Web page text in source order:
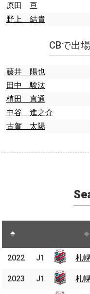
原田 亘
野上 結貴
CBで出
藤井 陽也
田中 駿汰
植田 直通
中谷 進之介
古賀 太陽
2022 札
2023 札
2022 J1 札
2023 J1 札